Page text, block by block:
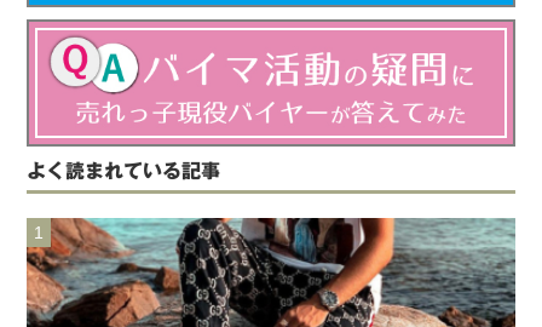
よく読まれている記事